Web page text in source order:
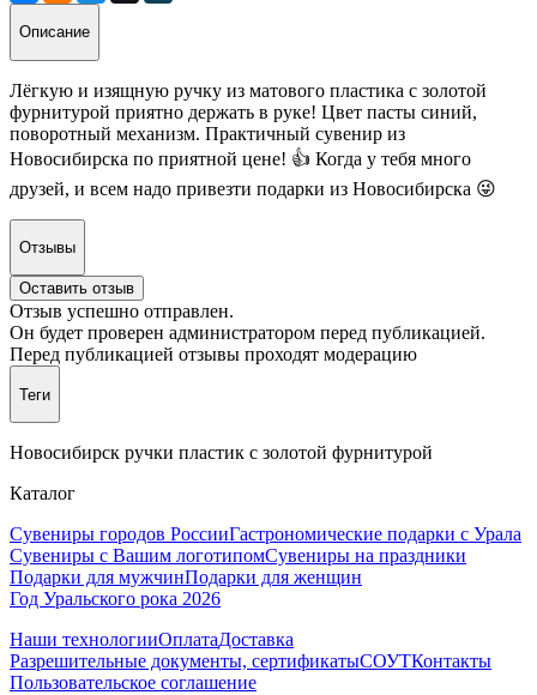
Описание
Лёгкую и изящную ручку из матового пластика с золотой
фурнитурой приятно держать в руке! Цвет пасты синий,
поворотный механизм. Практичный сувенир из
Новосибирска по приятной цене! 👍 Когда у тебя много
друзей, и всем надо привезти подарки из Новосибирска 😜
Отзывы
Оставить отзыв
Отзыв успешно отправлен.
Он будет проверен администратором перед публикацией.
Перед публикацией отзывы проходят модерацию
Теги
Новосибирск ручки пластик с золотой фурнитурой
Каталог
Сувениры городов РоссииГастрономические подарки с Урала
Сувениры с Вашим логотипомСувениры на праздники
Подарки для мужчинПодарки для женщин
Год Уральского рока 2026
Наши технологииОплатаДоставка
Разрешительные документы, сертификатыСОУТКонтакты
Пользовательское соглашение